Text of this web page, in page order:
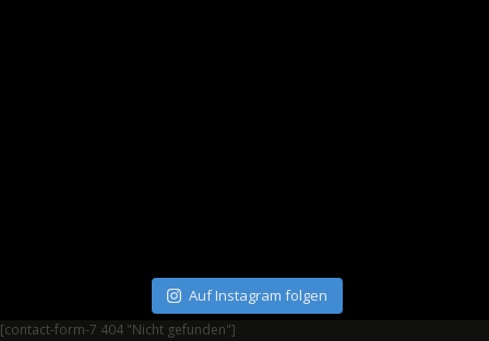
Auf Instagram folgen
[contact-form-7 404 "Nicht gefunden"]